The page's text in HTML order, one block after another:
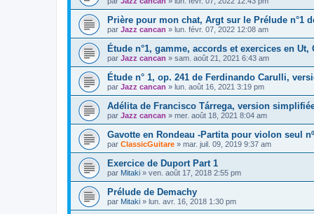
Prière pour mon chat, Argt sur le Prélude n°1
par Jazz cancan » lun. févr. 07, 2022 12:08 am
Étude n°1, gamme, accords et exercices en
par Jazz cancan » sam. août 21, 2021 6:43 am
Étude n° 1, op. 241 de Ferdinando Carulli,
par Jazz cancan » lun. août 16, 2021 3:19 pm
Adélita de Francisco Tárrega, version
par Jazz cancan » mer. août 18, 2021 8:04 am
Gavotte en Rondeau -Partita pour violon seul
par ClassicGuitare » mar. juil. 09, 2019 9:37 am
Exercice de Duport Part 1
par Mitaki » ven. août 17, 2018 2:55 pm
Prélude de Demachy
par Mitaki » lun. avr. 16, 2018 1:30 pm